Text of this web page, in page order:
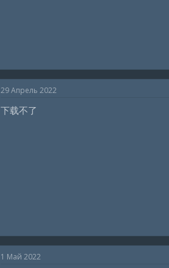
29 Апрель 2022
下载不了
1 Май 2022